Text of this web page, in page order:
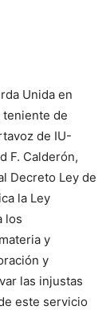
Unida en
teniente de
de IU-
F. Calderón,
Decreto Ley de
la Ley
los
y
y
las injustas
este servicio